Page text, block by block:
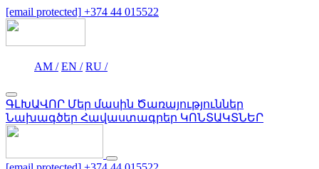
[email protected] +374 44 015522
AM / EN / RU /
ԳԼԽԱՎՈՐ Մեր մասին Ծառայություններ
Նախագծեր Հավաստագրեր ԿՈՆՏԱԿՏՆԵՐ